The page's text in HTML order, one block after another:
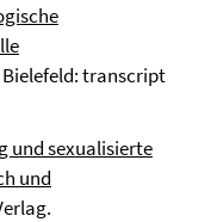
Bielefeld: transcript
und sexualisierte
und